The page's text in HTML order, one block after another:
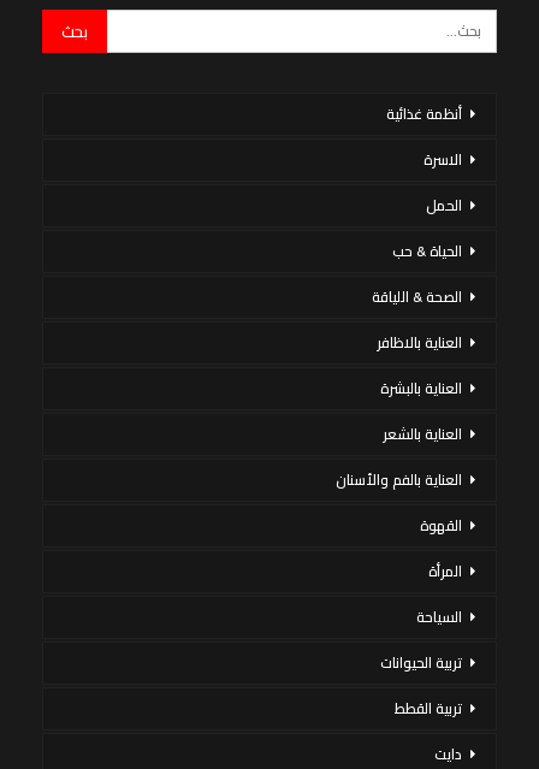
أنظمة غذائية
الاسرة
الحمل
الحياة & حب
الصحة & اللياقة
العناية بالاظافر
العناية بالبشرة
العناية بالشعر
العناية بالفم والأسنان
القهوة
المرأة
السياحة
تربية الحيوانات
تربية القطط
دايت